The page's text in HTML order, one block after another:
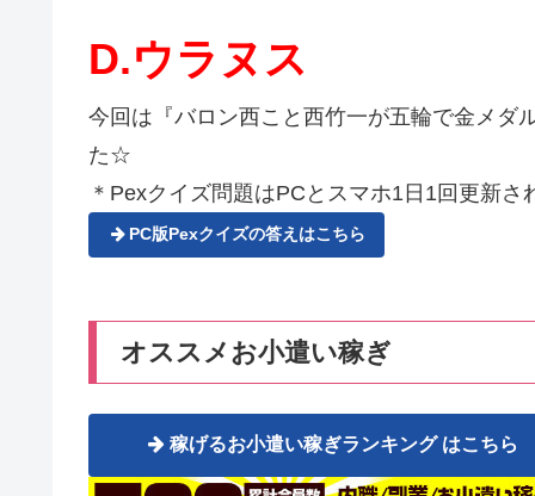
D.ウラヌス
今回は『バロン西こと西竹一が五輪で金メダ
た☆
＊Pexクイズ問題はPCとスマホ1日1回更新
PC版Pexクイズの答えはこちら
オススメお小遣い稼ぎ
稼げるお小遣い稼ぎランキング はこちら